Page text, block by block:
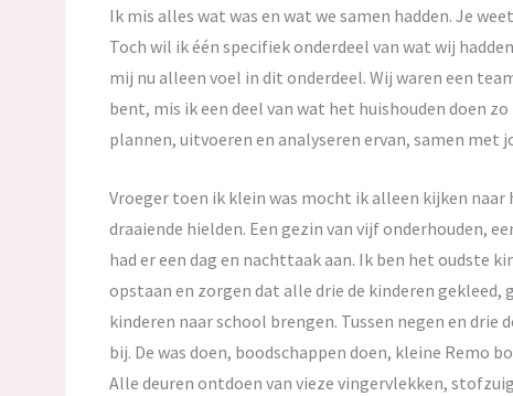
Ik mis alles wat was en wat we samen hadden. Je
Toch wil ik één specifiek onderdeel van wat wij
mij nu alleen voel in dit onderdeel. Wij waren een
bent, mis ik een deel van wat het huishouden doen
plannen, uitvoeren en analyseren ervan, samen met
Vroeger toen ik klein was mocht ik alleen kijken naar
draaiende hielden. Een gezin van vijf onderhouden,
had er een dag en nachttaak aan. Ik ben het oudste
opstaan en zorgen dat alle drie de kinderen gekleed,
kinderen naar school brengen. Tussen negen en drie
bij. De was doen, boodschappen doen, kleine Remo
Alle deuren ontdoen van vieze vingervlekken,